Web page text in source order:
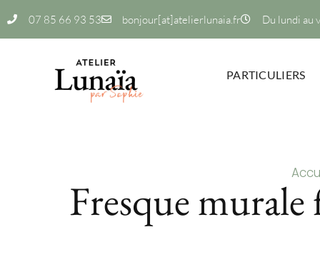
07 85 66 93 53 bonjour[at]atelierlunaia.fr Du lundi au
PARTICULIERS
Fresque